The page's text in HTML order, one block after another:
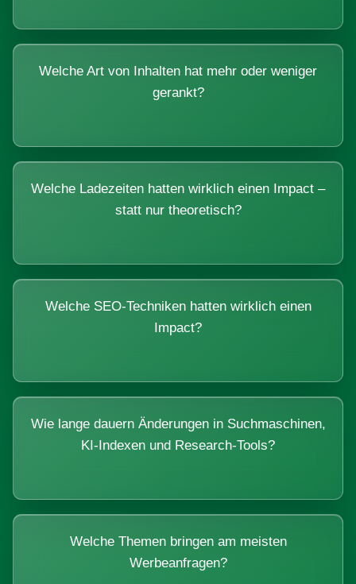
Welche Art von Inhalten hat mehr oder weniger
gerankt?
Welche Ladezeiten hatten wirklich einen Impact –
statt nur theoretisch?
Welche SEO-Techniken hatten wirklich einen
Impact?
Wie lange dauern Änderungen in Suchmaschinen,
KI-Indexen und Research-Tools?
Welche Themen bringen am meisten
Werbeanfragen?